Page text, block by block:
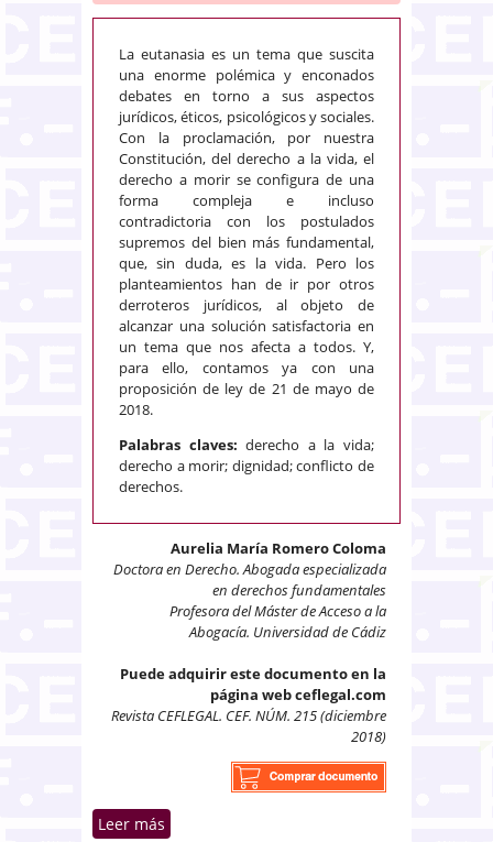
La eutanasia es un tema que suscita
una enorme polémica y enconados
debates en torno a sus aspectos
jurídicos, éticos, psicológicos y sociales.
Con la proclamación, por nuestra
Constitución, del derecho a la vida, el
derecho a morir se configura de una
forma compleja e incluso
contradictoria con los postulados
supremos del bien más fundamental,
que, sin duda, es la vida. Pero los
planteamientos han de ir por otros
derroteros jurídicos, al objeto de
alcanzar una solución satisfactoria en
un tema que nos afecta a todos. Y,
para ello, contamos ya con una
proposición de ley de 21 de mayo de
2018.
Palabras claves:derecho a la vida;
derecho a morir; dignidad; conflicto de
derechos.
Aurelia María Romero Coloma
Doctora en Derecho. Abogada especializada
en derechos fundamentales
Profesora del Máster de Acceso a la
Abogacía. Universidad de Cádiz
Puede adquirir este documento en la
página web ceflegal.com
Revista CEFLEGAL. CEF. NÚM. 215 (diciembre
2018)
Leer más